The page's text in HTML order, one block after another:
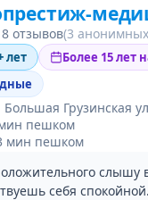
8 отзывов(3
лет Более 15 лет
Большая Грузинская
пешком
мин пешком
себя